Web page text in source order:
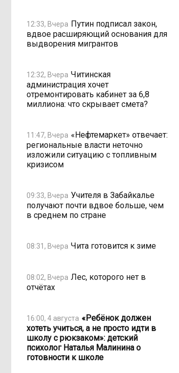
12:33, Вчера Путин подписал закон,
вдвое расширяющий основания для
выдворения мигрантов
12:32, Вчера Читинская
администрация хочет
отремонтировать кабинет за 6,8
миллиона: что скрывает смета?
11:47, Вчера «Нефтемаркет» отвечает:
региональные власти неточно
изложили ситуацию с топливным
кризисом
09:33, Вчера Учителя в Забайкалье
получают почти вдвое больше, чем
в среднем по стране
08:31, Вчера Чита готовится к зиме
08:02, Вчера Лес, которого нет в
отчётах
16:00, 4 августа «Ребёнок должен
хотеть учиться, а не просто идти в
школу с рюкзаком»: детский
психолог Наталья Малинина о
готовности к школе